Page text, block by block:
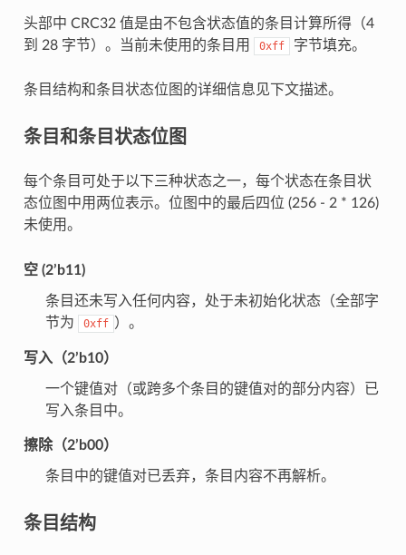
头部中 CRC32 值是由不包含状态值的条目计算所得（4
到 28 字节）。当前未使用的条目用
0xff 字节填充。
条目结构和条目状态位图的详细信息见下文描述。
条目和条目状态位图
每个条目可处于以下三种状态之一，每个状态在条目状
态位图中用两位表示。位图中的最后四位 (256 - 2 * 126)
未使用。
空 (2’b11)
条目还未写入任何内容，处于未初始化状态（全部字
节为
0xff ）。
写入（2’b10）
一个键值对（或跨多个条目的键值对的部分内容）已
写入条目中。
擦除（2’b00）
条目中的键值对已丢弃，条目内容不再解析。
条目结构